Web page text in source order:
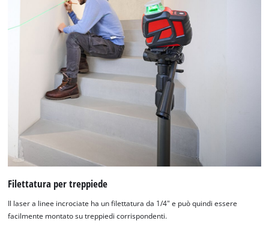
visitor. The website owner needs to setup
the site with their CMP to add this content
to the list of technologies used.
Powered byUsercentrics Consent
Management Platform
Filettatura per treppiede
Il laser a linee incrociate ha un filettatura da 1/4" e può quindi essere
facilmente montato su treppiedi corrispondenti.